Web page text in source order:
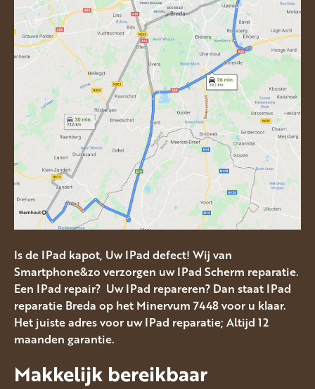
Is de IPad kapot, Uw IPad defect! Wij van
Smartphone&zo verzorgen uw IPad Scherm reparatie.
Een IPad repair? Uw IPad repareren? Dan staat IPad
reparatie Breda op het Minervum 7448 voor u klaar.
Het juiste adres voor uw IPad reparatie; Altijd 12
maanden garantie.
Makkelijk bereikbaar